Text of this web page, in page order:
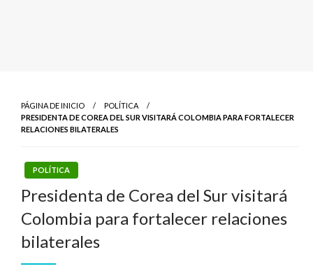
PÁGINA DE INICIO
POLÍTICA
PRESIDENTA DE COREA DEL SUR VISITARÁ COLOMBIA PARA FORTALECER
RELACIONES BILATERALES
POLÍTICA
Presidenta de Corea del Sur visitará
Colombia para fortalecer relaciones
bilaterales